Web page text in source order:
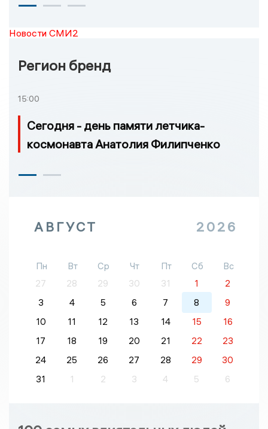
Новости СМИ2
Регион бренд
15:00
Сегодня - день памяти летчика-
космонавта Анатолия Филипченко
АВГУСТ 2026
Пн Вт Ср Чт Пт Сб
Вс
27
28 29 30 31 1
2
3
4 5 6 7 8
9
10
11 12 13 14 15
16
17
18 19 20 21 22
23
24
25 26 27 28 29
30
31
1 2 3 4 5 6